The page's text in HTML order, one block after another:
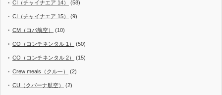
CI（チャイナエア 14） (58)
CI（チャイナエア 15） (9)
CM（コパ航空） (10)
CO（コンチネンタル 1） (50)
CO（コンチネンタル 2） (15)
Crew meals（クルー） (2)
CU（クバーナ航空） (2)